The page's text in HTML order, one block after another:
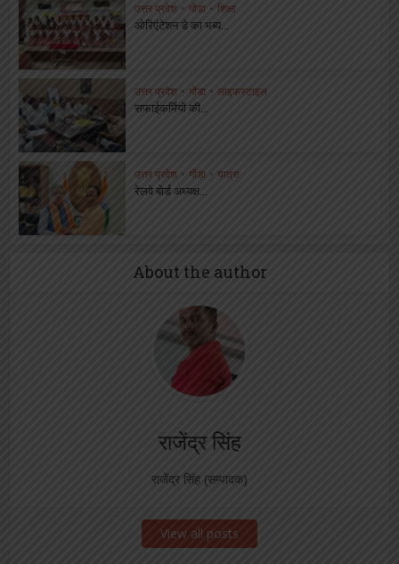
उत्तर प्रदेश • गोंडा • शिक्षा
ओरिएंटेशन डे का भब्य...
उत्तर प्रदेश • गोंडा • लाइफस्टाइल
सफाईकर्मियों की...
उत्तर प्रदेश • गोंडा • यात्रा
रेलवे बोर्ड अध्यक्ष...
About the author
राजेंद्र सिंह
राजेंद्र सिंह (सम्पादक)
View all posts